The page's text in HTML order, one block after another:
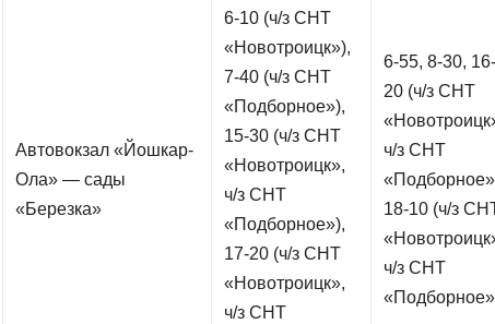
Автовокзал «Йошкар-
Ола» — сады
«Березка»
6-10 (ч/з СНТ
«Новотроицк»),
7-40 (ч/з СНТ
«Подборное»),
15-30 (ч/з СНТ
«Новотроицк»,
ч/з СНТ
«Подборное»),
17-20 (ч/з СНТ
«Новотроицк»,
ч/з СНТ
6-55, 8-30, 16-
20 (ч/з СНТ
ч/з СНТ
18-10 (ч/з
ч/з СНТ